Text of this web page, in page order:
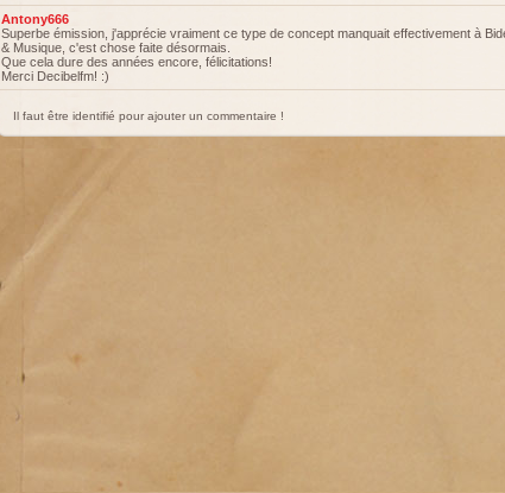
Antony666
Superbe émission, j'apprécie vraiment ce type de concept manquait effectivement à
& Musique, c'est chose faite désormais.
Que cela dure des années encore, félicitations!
Merci Decibelfm! :)
Il faut être identifié pour ajouter un commentaire !